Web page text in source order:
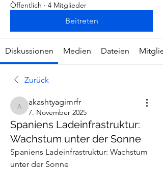
Öffentlich · 4 Mitglieder
Beitreten
Diskussionen Medien Dateien
Zurück
akashtyagimrfr
akashtyagimrfr
7. November 2025
Spaniens Ladeinfrastruktur:
Wachstum unter der Sonne
Spaniens Ladeinfrastruktur: Wachstum
unter der Sonne